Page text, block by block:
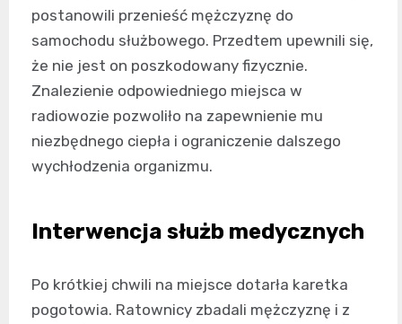
postanowili przenieść mężczyznę do
samochodu służbowego. Przedtem upewnili się,
że nie jest on poszkodowany fizycznie.
Znalezienie odpowiedniego miejsca w
radiowozie pozwoliło na zapewnienie mu
niezbędnego ciepła i ograniczenie dalszego
wychłodzenia organizmu.
Interwencja służb medycznych
Po krótkiej chwili na miejsce dotarła karetka
pogotowia. Ratownicy zbadali mężczyznę i z